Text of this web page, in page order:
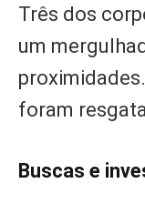
Três dos
um
foram
Buscas e